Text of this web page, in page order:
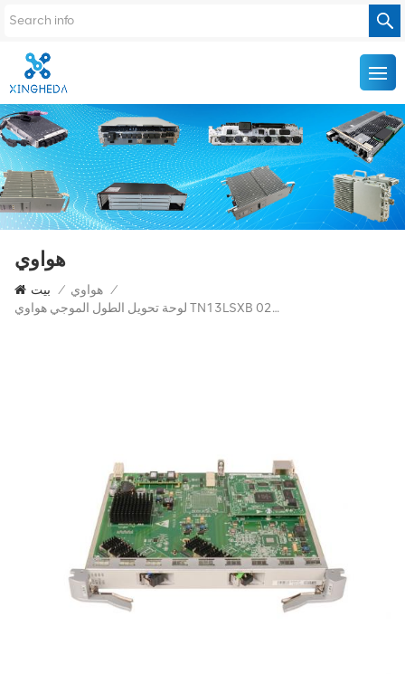
هواوي
بيت / هواوي /
لوحة تحويل الطول الموجي هواوي TN13LSXB 02318676 Optix OSN 8800/6800 10 جيجابت/ثانية